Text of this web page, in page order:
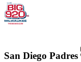
San Diego Padres